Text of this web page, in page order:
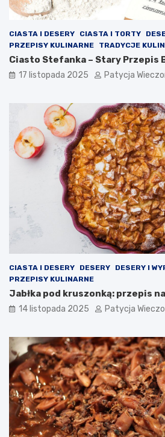
CIASTA I DESERY CIASTA I TORTY
PRZEPISY KULINARNE
TRADYCJE
Ciasto Stefanka – Stary Przepis
17 listopada 2025 Patycja
CIASTA I DESERY DESERY DESERY I
PRZEPISY KULINARNE
Jabłka pod kruszonką: przepis
14 listopada 2025 Patycja